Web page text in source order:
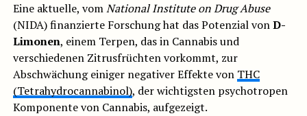
Eine aktuelle, vomNational Institute on Drug Abuse
(NIDA) finanzierte Forschung hat das Potenzial vonD-
Limonen, einem Terpen, das in Cannabis und
verschiedenen Zitrusfrüchten vorkommt, zur
Abschwächung einiger negativer Effekte von THC
(Tetrahydrocannabinol), der wichtigsten psychotropen
Komponente von Cannabis, aufgezeigt.